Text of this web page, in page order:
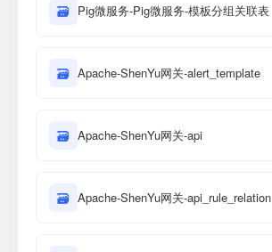
🗃 Pig微服务-Pig微服务-模板分组关联表
🗃 Apache-ShenYu网关-alert_template
🗃 Apache-ShenYu网关-api
🗃 Apache-ShenYu网关-api_rule_relation